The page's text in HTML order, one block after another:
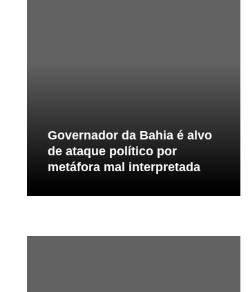
Governador da Bahia é alvo
de ataque político por
metáfora mal interpretada